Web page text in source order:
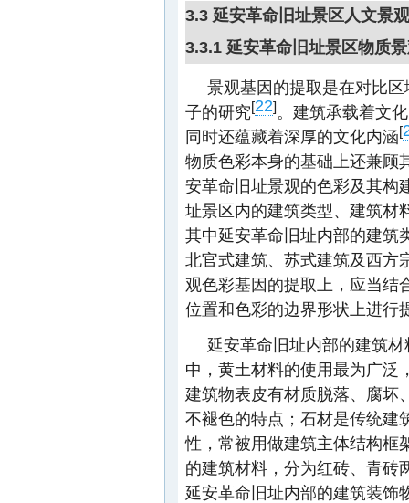
3.3 延安革命旧址景区人文景
3.3.1 延安革命旧址景区物质
景观基因的提取是在对比
子的研究[22]。建筑承载着文
同时还蕴藏着深厚的文化内涵[
物质色彩本身的基础上还兼顾
安革命旧址景观的色彩及其构
址景区内的建筑类型、建筑材
其中延安革命旧址内部的建筑
北官式建筑、苏式建筑及西方
观色彩基因的提取上，应当结
位置和色彩的边界形状上进行
延安革命旧址内部的建筑
中，黄土材料的使用最为广泛
建筑物表皮有材质脱落、腐坏
不褪色的特点；石材是传统建
性，常被用做建筑主体结构框
的建筑材料，分为红砖、青砖
延安革命旧址内部的建筑装饰